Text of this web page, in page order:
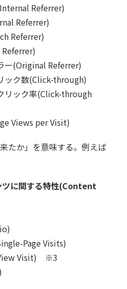
Referrer)
Referrer)
Referrer)
ー(Original Referrer)
ック数(Click-through)
リック率(Click-through
Views per Visit)
たか」を意味する。例えば
ツに関する特性(Content
Page Visits)
Visit) ※3